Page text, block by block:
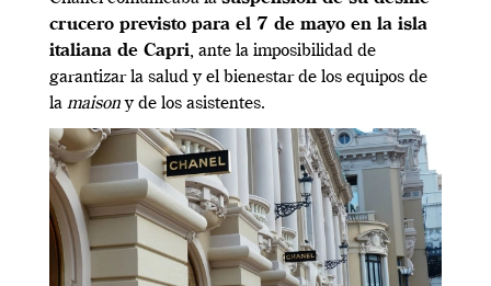
crucero previsto para el 7 de mayo en la isla
italiana de Capri, ante la imposibilidad de
garantizar la salud y el bienestar de los equipos de
la maisony de los asistentes.